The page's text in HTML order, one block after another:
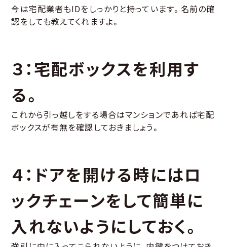
今は宅配業者もIDをしっかりと持っています。名前の確
認をしても教えてくれますよ。
３：宅配ボックスを利用す
る。
これから引っ越しをする場合はマンションであれば宅配
ボックスが有無を確認しておきましょう。
４：ドアを開ける時にはロ
ックチェーンをして簡単に
入れないようにしておく。